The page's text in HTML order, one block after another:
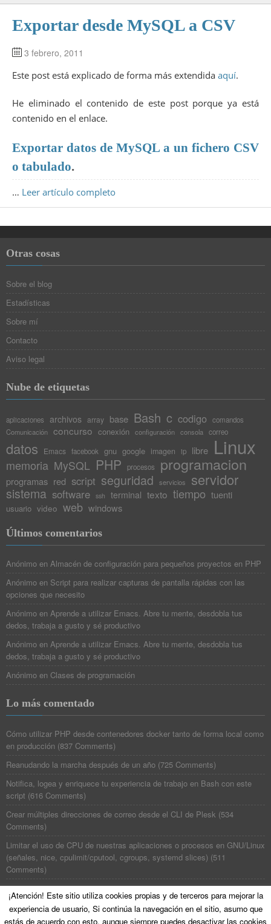
Exportar desde MySQL a CSV
3 febrero, 2011
Este post está explicado de forma más extendida aquí.
He eliminado el contenido de este post porque ya está
contenido en el enlace.
Exportar datos de MySQL a un fichero CSV
o tabulado.
… Leer artículo completo
Otras cosas
Sobre el blog
Estadísticas
Sobre mí
Contacto
Aviso legal
Nube de etiquetas
aplicaciones archivos array base Bash c codigo
comandos
Comunicación concurso conexión configuración consola correo
datos Emacs facebook gnu google imagen ip libre Linux
memoria MySQL PHP procesos programacion
programas red script seguridad servicios servidor
sistema software ssh terminal texto tiempo tuenti
usuario video web windows
Últimos comentarios
Anónimo en Almacén de configuración para pequeños proyectos en PHP
Anónimo en Script para realizar capturas de pantalla rápidas con las
opciones que necesito
Anónimo en Aprende a utilizar Emacs. Abre tu mente, desdobla tus
dedos, trabaja a gusto y sé productivo
Anónimo en Aprende a utilizar Emacs. Abre tu mente, desdobla tus
dedos, trabaja a gusto y sé productivo
Anónimo en Clases de programación
Lo más comentado
Cómo utilizar PHP desde contenedores docker tanto de forma local como
en producción (837 Comments)
Reanudando la marcha después de un año (725 Comments)
Notifica, logea y enriquece tu experiencia de trabajo en Bash con este
script (616 Comments)
Crear múltiples direcciones de correo desde el CLI de Plesk (534
Comments)
Limitar el uso de CPU de nuestras aplicaciones o procesos en GNU/Linux
(señales, nice, cpulimit/cputool, cgroups, systemd slices) (511
Comments)
©Poesía BinariaAll Rights Reserved. Theme zAlive byzenoven.
¡Atención! Este sitio utiliza cookies propias y de terceros para mejorar la
experiencia de usuario, Si continúa la navegación en el sitio, asumo que
estás de acuerdo con esto, aunque siempre puedes desactivar las cookies